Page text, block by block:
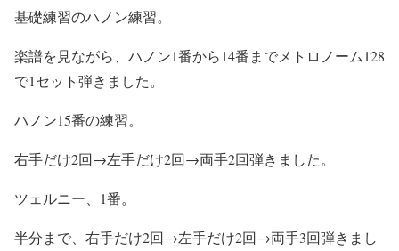
基礎練習のハノン練習。
楽譜を見ながら、ハノン1番から14番までメトロノーム128
で1セット弾きました。
ハノン15番の練習。
右手だけ2回→左手だけ2回→両手2回弾きました。
ツェルニー、1番。
半分まで、右手だけ2回→左手だけ2回→両手3回弾きまし